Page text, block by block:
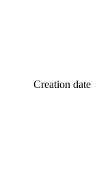
Creation date